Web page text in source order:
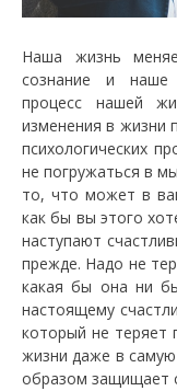
Наша жизнь
сознание и наше
процесс нашей
изменения в жизни
психологических
не погружаться в
то, что может в
как бы вы этого
наступают
прежде. Надо не
какая бы она ни
настоящему
который не теряет
жизни даже в
образом защищает